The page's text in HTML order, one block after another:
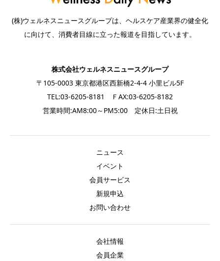
(株)ウェルネスニュースグループは、ヘルスケア産業界の健全化
に向けて、消費者目線に立った報道を目指しています。
株式会社ウェルネスニュースグループ
〒105-0003 東京都港区西新橋2-4-4 小里ビル5F
TEL:03-6205-8181 ＦAX:03-6205-8182
営業時間:AM8:00～PM5:00 定休日:土日祝
ニュース
イベント
会員サービス
新規申込
お問い合わせ
会社情報
会員企業